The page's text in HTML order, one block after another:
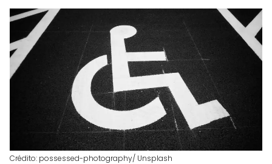
Crédito: possessed-photography/ Unsplash